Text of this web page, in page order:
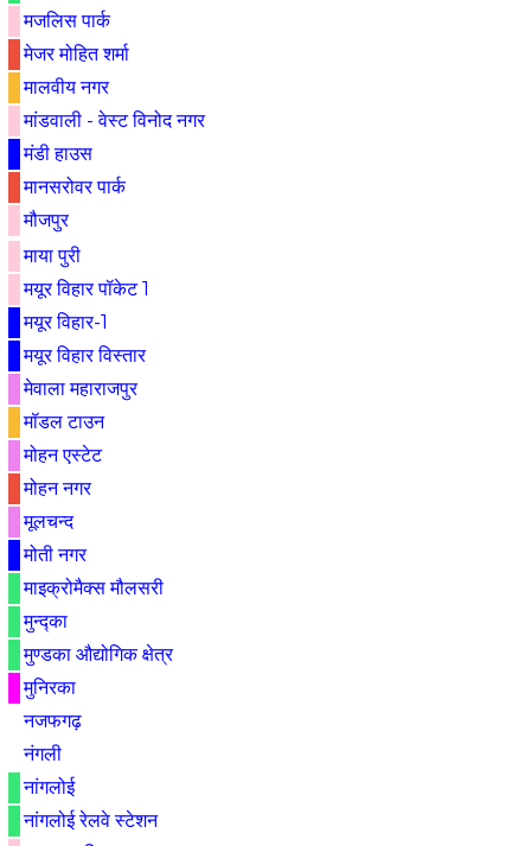
मजलिस पार्क
मे‌‌जर मोहित शर्मा
मालवीय नगर
मांडवाली - वेस्ट विनोद नगर
मंडी हाउस
मानसरोवर पार्क
मौजपुर
माया पुरी
मयूर विहार पॉकेट 1
मयूर विहार-1
मयूर विहार विस्तार
मेवाला महाराजपुर
मॉडल टाउन
मोहन एस्टेट
मोहन नगर
मूलचन्द
मोती नगर
माइक्रोमैक्स मौलसरी
मुन्द्का
मुण्डका औद्योगिक क्षेत्र
मुनिरका
नजफगढ़
नंगली
नांगलोई
नांगलोई रेलवे स्टेशन